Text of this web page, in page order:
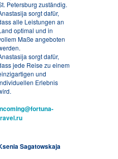
Petersburg zuständig.
sorgt dafür,
alle Leistungen an
optimal und in
Maße angeboten
sorgt dafür,
jede Reise zu einem
und
Erlebnis
Sagatowskaja